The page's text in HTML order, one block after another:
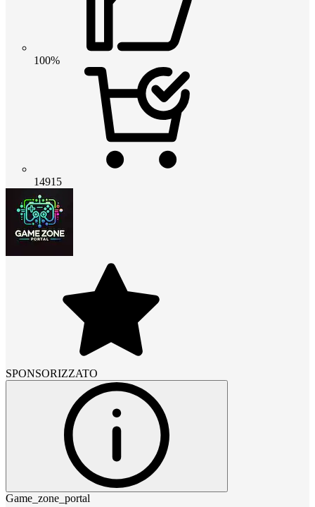
100%
14915
SPONSORIZZATO
Game_zone_portal